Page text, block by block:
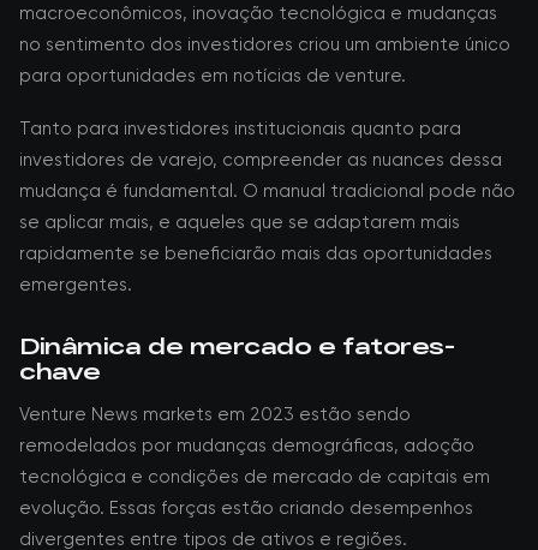
macroeconômicos, inovação tecnológica e mudanças
no sentimento dos investidores criou um ambiente único
para oportunidades em notícias de venture.
Tanto para investidores institucionais quanto para
investidores de varejo, compreender as nuances dessa
mudança é fundamental. O manual tradicional pode não
se aplicar mais, e aqueles que se adaptarem mais
rapidamente se beneficiarão mais das oportunidades
emergentes.
Dinâmica de mercado e fatores-
chave
Venture News markets em 2023 estão sendo
remodelados por mudanças demográficas, adoção
tecnológica e condições de mercado de capitais em
evolução. Essas forças estão criando desempenhos
divergentes entre tipos de ativos e regiões.